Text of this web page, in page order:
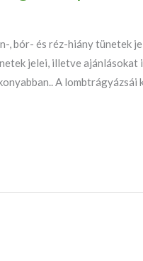
bór- és réz-hiány tünetek
jelei, illetve ajánlásokat
A